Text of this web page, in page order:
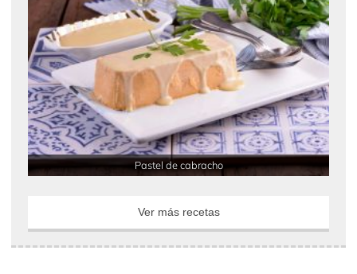
Pastel de cabracho
Ver más recetas